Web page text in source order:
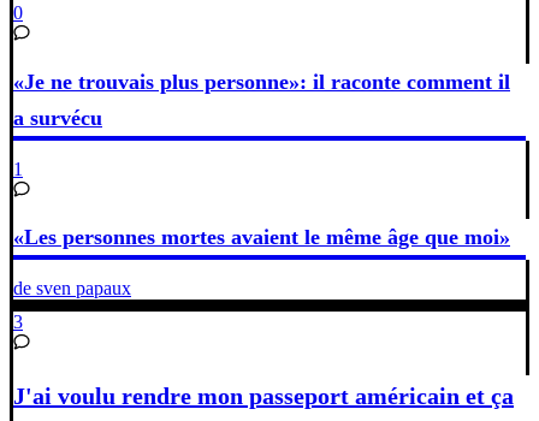
0
«Je ne trouvais plus personne»: il raconte comment il
a survécu
1
«Les personnes mortes avaient le même âge que moi»
de sven papaux
3
J'ai voulu rendre mon passeport américain et ça